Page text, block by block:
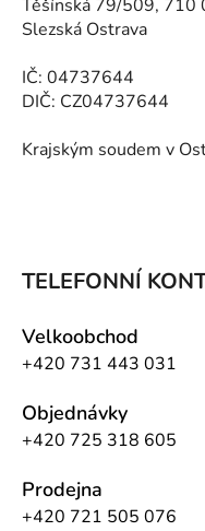
Těšínská 79/509, 710
Slezská Ostrava
IČ: 04737644
DIČ: CZ04737644
Krajským soudem v
TELEFONNÍ
Velkoobchod
+420 731 443 031
Objednávky
+420 725 318 605
Prodejna
+420 721 505 076